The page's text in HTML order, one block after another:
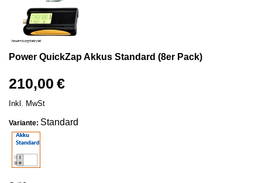
Power QuickZap Akkus Standard (8er Pack)
210,00 €
Inkl. MwSt
Variante: Standard